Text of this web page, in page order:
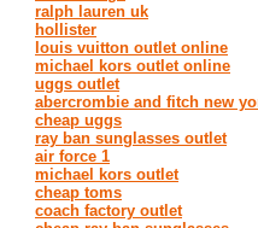
ralph lauren uk
hollister
louis vuitton outlet online
michael kors outlet online
uggs outlet
abercrombie and fitch new
cheap uggs
ray ban sunglasses outlet
air force 1
michael kors outlet
cheap toms
coach factory outlet